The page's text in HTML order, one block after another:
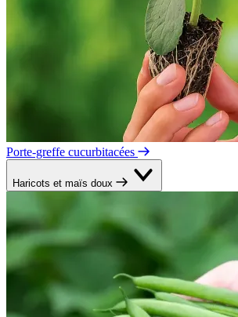
Porte-greffe cucurbitacées
Haricots et maïs doux